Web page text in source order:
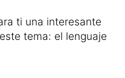
ti una interesante
tema: el lenguaje